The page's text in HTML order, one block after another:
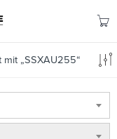
„SSXAU255“